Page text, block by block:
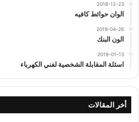
2018-12-23
الوان حوائط كافيه
2019-04-26
الون البنك
2019-01-13
اسئلة المقابلة الشخصية لفني الكهرباء
أخر المقالات